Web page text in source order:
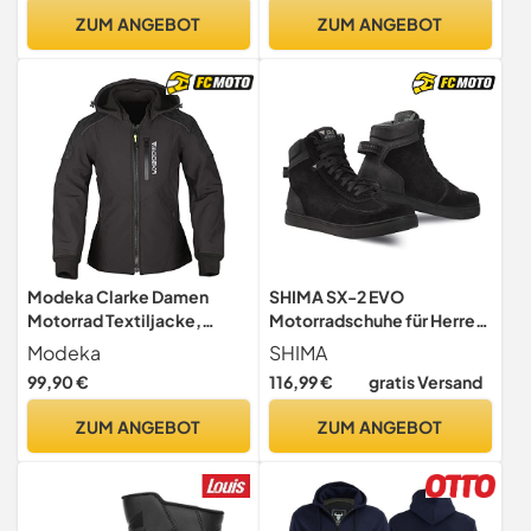
Thermofutter, 9 Taschen,
für Sommer &
Winterfahrten
ZUM ANGEBOT ZUM ANGEBOT
Modeka Clarke Damen
Motorrad Textiljacke,
schwarz, 38
Modeka
99,90 €
ZUM ANGEBOT
SHIMA SX-2 EVO
Motorradschuhe für Herren
- Atmungsaktiv, Verstärkte
Leder Biker
Motorradstiefel Männer mit
Rutschfeste Sohle,
SHIMA
116,99 € gratis Versand
ZUM ANGEBOT